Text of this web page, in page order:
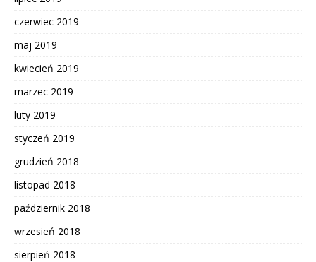
czerwiec 2019
maj 2019
kwiecień 2019
marzec 2019
luty 2019
styczeń 2019
grudzień 2018
listopad 2018
październik 2018
wrzesień 2018
sierpień 2018